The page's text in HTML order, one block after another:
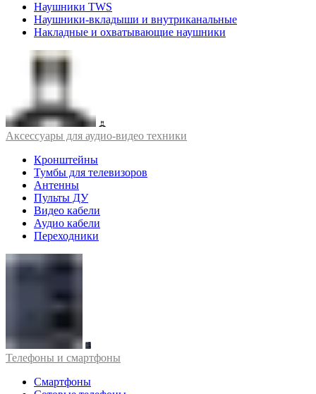
Наушники TWS
Наушники-вкладыши и внутриканальные
Накладные и охватывающие наушники
Аксессуары для аудио-видео техники
Кронштейны
Тумбы для телевизоров
Антенны
Пульты ДУ
Видео кабели
Аудио кабели
Переходники
Телефоны и смартфоны
Смартфоны